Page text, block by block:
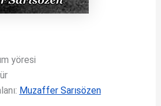
yöresi
Muzaffer Sarısözen